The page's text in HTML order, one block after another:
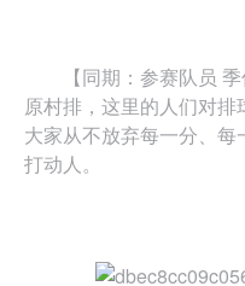
【同期：参赛队员
原村排，这里的人们对排
大家从不放弃每一分、
打动人。